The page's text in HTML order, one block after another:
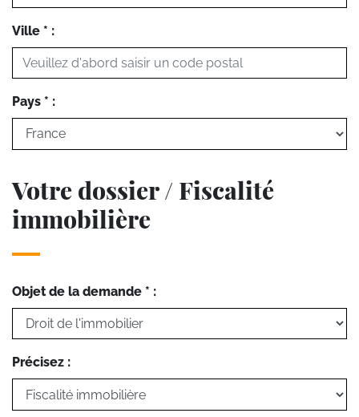
Ville * :
Pays * :
Votre dossier / Fiscalité
immobilière
Objet de la demande * :
Précisez :